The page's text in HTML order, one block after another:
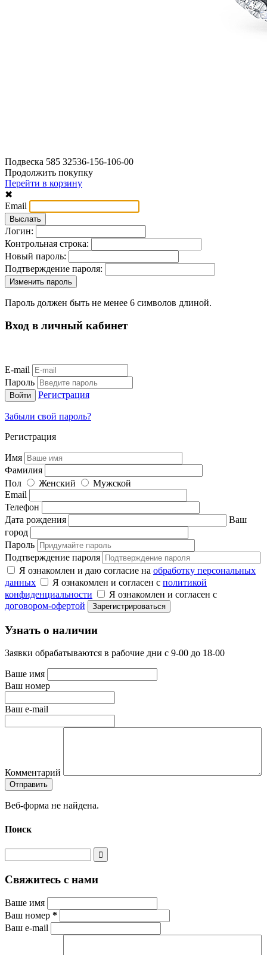
Подвеска 585 32536-156-106-00
Продолжить покупку
Перейти в корзину
✖
Email
Логин:
Контрольная строка:
Новый пароль:
Подтверждение пароля:
Пароль должен быть не менее 6 символов длиной.
Вход в личный кабинет
E-mail
Пароль
Регистрация
Забыли свой пароль?
Регистрация
Имя
Фамилия
Пол
Женский
Мужской
Email
Телефон
Дата рождения
Ваш
город
Пароль
Подтверждение пароля
Я ознакомлен и даю согласие на обработку персональных
данных
Я ознакомлен и согласен с политикой
конфиденциальности
Я ознакомлен и согласен с
договором-офертой
Узнать о наличии
Заявки обрабатываются в рабочие дни с 9-00 до 18-00
Ваше имя
Ваш номер
Ваш e-mail
Комментарий
Веб-форма не найдена.
Поиск
Свяжитесь с нами
Ваше имя
Ваш номер *
Ваш e-mail